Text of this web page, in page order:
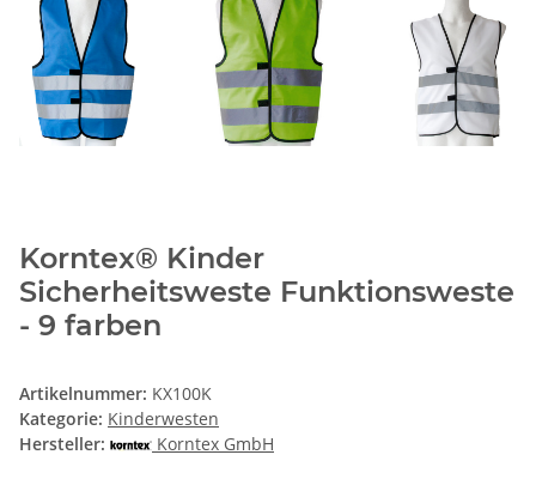
Korntex® Kinder
Sicherheitsweste Funktionsweste
- 9 farben
Artikelnummer: KX100K
Kategorie: Kinderwesten
Hersteller:
Korntex GmbH